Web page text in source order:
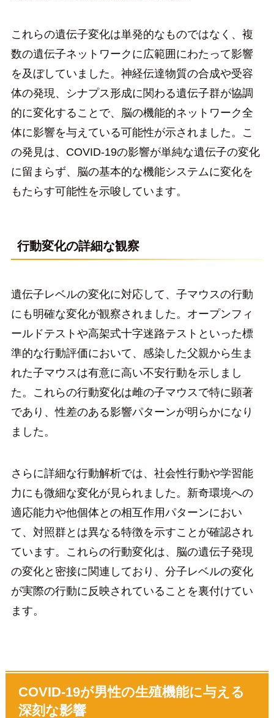
これらの遺伝子変化は単発的なものではなく、複
数の遺伝子ネットワークに広範囲にわたって影響
を及ぼしていました。神経伝達物質の合成や受容
体の発現、シナプス形成に関わる遺伝子群が協調
的に変化することで、脳の機能的ネットワーク全
体に影響を与えている可能性が示されました。こ
の発見は、COVID-19の影響が単純な遺伝子の変化
に留まらず、脳の基本的な機能システムに変化を
もたらす可能性を示唆しています。
行動変化の詳細な観察
遺伝子レベルの変化に対応して、子マウスの行動
にも明確な変化が観察されました。オープンフィ
ールドテストや高架式十字迷路テストといった標
準的な行動評価において、感染した父親から生ま
れた子マウスは有意に高い不安行動を示しまし
た。これらの行動変化は雌の子マウスで特に顕著
であり、性差のある影響パターンが明らかになり
ました。
さらに詳細な行動解析では、社会性行動や学習能
力にも微細な変化が見られました。新奇環境への
適応能力や他個体との相互作用パターンにおい
て、対照群とは異なる特徴を示すことが確認され
ています。これらの行動変化は、脳の遺伝子発現
の変化と密接に関連しており、分子レベルの変化
が実際の行動に反映されていることを裏付けてい
ます。
COVID-19が男性の生殖機能に与える
深刻な影響